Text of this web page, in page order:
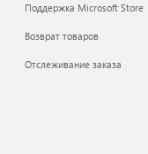
Поддержка Microsoft Store
Возврат товаров
Отслеживание заказа